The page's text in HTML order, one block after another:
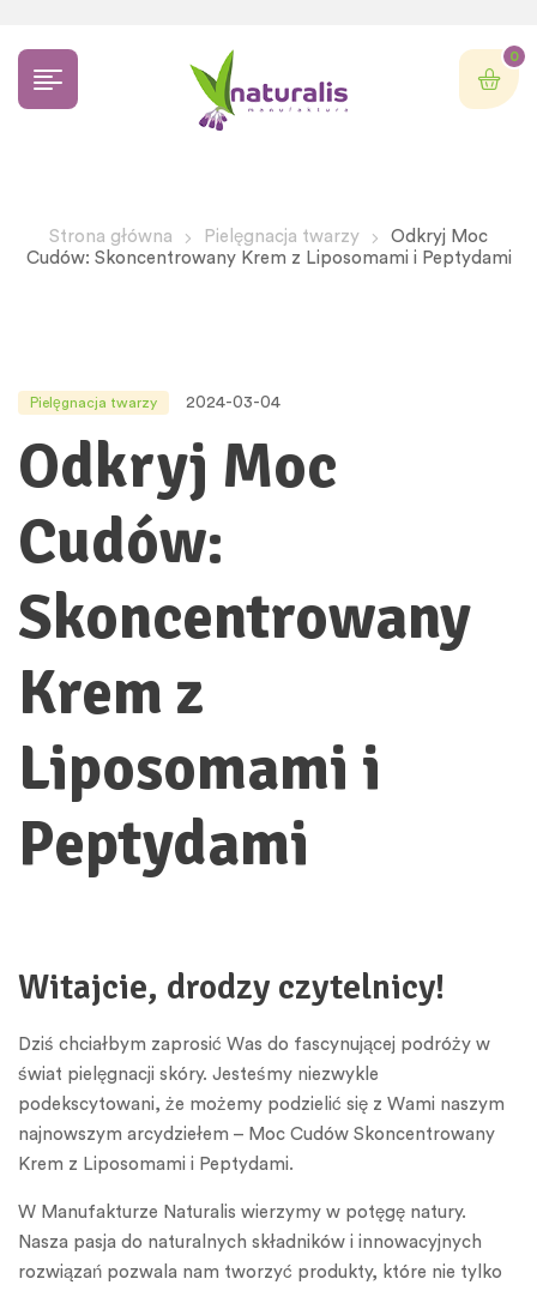
0
Strona główna Pielęgnacja twarzy
Odkryj Moc
Cudów: Skoncentrowany Krem z Liposomami i Peptydami
Pielęgnacja twarzy 2024-03-04
Odkryj Moc
Cudów:
Skoncentrowany
Krem z
Liposomami i
Peptydami
Witajcie, drodzy czytelnicy!
Dziś chciałbym zaprosić Was do fascynującej podróży w
świat pielęgnacji skóry. Jesteśmy niezwykle
podekscytowani, że możemy podzielić się z Wami naszym
najnowszym arcydziełem – Moc Cudów Skoncentrowany
Krem z Liposomami i Peptydami.
W Manufakturze Naturalis wierzymy w potęgę natury.
Nasza pasja do naturalnych składników i innowacyjnych
rozwiązań pozwala nam tworzyć produkty, które nie tylko